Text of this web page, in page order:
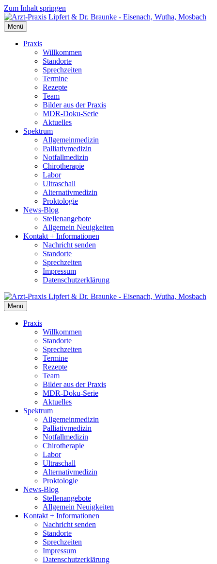
Zum Inhalt springen
Menü
Praxis
Willkommen
Standorte
Sprechzeiten
Termine
Rezepte
Team
Bilder aus der Praxis
MDR-Doku-Serie
Aktuelles
Spektrum
Allgemeinmedizin
Palliativmedizin
Notfallmedizin
Chirotherapie
Labor
Ultraschall
Alternativmedizin
Proktologie
News-Blog
Stellenangebote
Allgemein Neuigkeiten
Kontakt + Informationen
Nachricht senden
Standorte
Sprechzeiten
Impressum
Datenschutzerklärung
Menü
Praxis
Willkommen
Standorte
Sprechzeiten
Termine
Rezepte
Team
Bilder aus der Praxis
MDR-Doku-Serie
Aktuelles
Spektrum
Allgemeinmedizin
Palliativmedizin
Notfallmedizin
Chirotherapie
Labor
Ultraschall
Alternativmedizin
Proktologie
News-Blog
Stellenangebote
Allgemein Neuigkeiten
Kontakt + Informationen
Nachricht senden
Standorte
Sprechzeiten
Impressum
Datenschutzerklärung